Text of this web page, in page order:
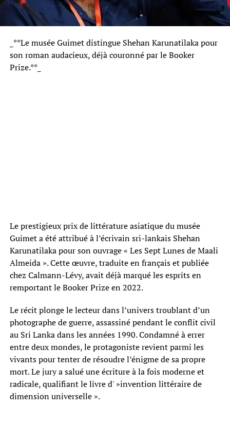
_**Le musée Guimet distingue Shehan Karunatilaka pour
son roman audacieux, déjà couronné par le Booker
Prize.**_
Le prestigieux prix de littérature asiatique du musée
Guimet a été attribué à l’écrivain sri-lankais Shehan
Karunatilaka pour son ouvrage « Les Sept Lunes de Maali
Almeida ». Cette œuvre, traduite en français et publiée
chez Calmann-Lévy, avait déjà marqué les esprits en
remportant le Booker Prize en 2022.
Le récit plonge le lecteur dans l’univers troublant d’un
photographe de guerre, assassiné pendant le conflit civil
au Sri Lanka dans les années 1990. Condamné à errer
entre deux mondes, le protagoniste revient parmi les
vivants pour tenter de résoudre l’énigme de sa propre
mort. Le jury a salué une écriture à la fois moderne et
radicale, qualifiant le livre d' »invention littéraire de
dimension universelle ».